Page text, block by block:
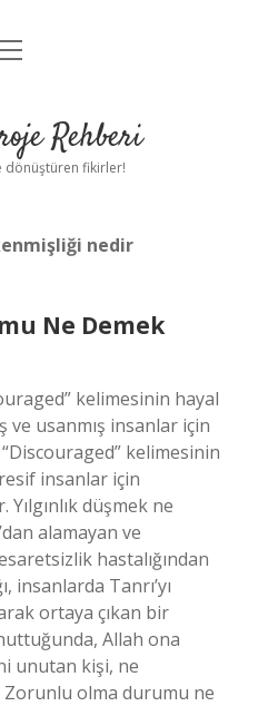
UyarıRehberi
dönüştüren fikirler!
nedir
Ne Demek
kelimesinin hayal
ve usanmış insanlar için
kelimesinin
insanlar için
Yılgınlık düşmek ne
alamayan ve
hastalığından
insanlarda Tanrı’yı
ortaya çıkan bir
Allah ona
unutan kişi, ne
olma durumu ne